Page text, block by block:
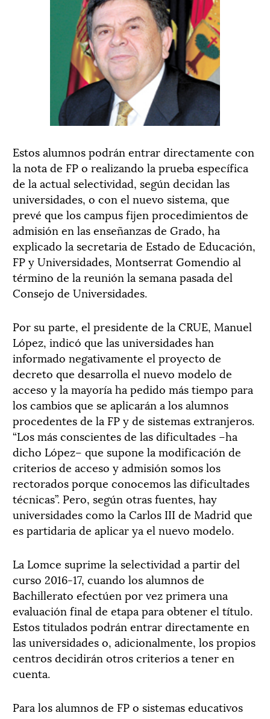
Estos alumnos podrán entrar directamente con
la nota de FP o realizando la prueba específica
de la actual selectividad, según decidan las
universidades, o con el nuevo sistema, que
prevé que los campus fijen procedimientos de
admisión en las enseñanzas de Grado, ha
explicado la secretaria de Estado de Educación,
FP y Universidades, Montserrat Gomendio al
término de la reunión la semana pasada del
Consejo de Universidades.
Por su parte, el presidente de la CRUE, Manuel
López, indicó que las universidades han
informado negativamente el proyecto de
decreto que de­sarrolla el nuevo modelo de
acceso y la mayoría ha pedido más tiempo para
los cambios que se aplicarán a los alumnos
procedentes de la FP y de sistemas extranjeros.
“Los más conscientes de las dificultades –ha
dicho López– que supone la modificación de
criterios de acceso y admisión somos los
rectorados porque conocemos las dificultades
técnicas”. Pero, según otras fuentes, hay
universidades como la Carlos III de Madrid que
es partidaria de aplicar ya el nuevo modelo.
La Lomce suprime la selectividad a partir del
curso 2016-17, cuando los alumnos de
Bachillerato efectúen por vez primera una
evaluación final de etapa para obtener el título.
Estos titulados podrán entrar directamente en
las universidades o, adicionalmente, los propios
centros decidirán otros criterios a tener en
cuenta.
Para los alumnos de FP o sistemas educativos